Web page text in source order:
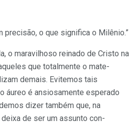
precisão, o que significa o Milênio.”
o maravilho­so reinado de Cristo na
que totalmente o mate­
demais. Evi­temos tais
áureo é ansiosamente esperado
dizer também que, na
de ser um assunto con­